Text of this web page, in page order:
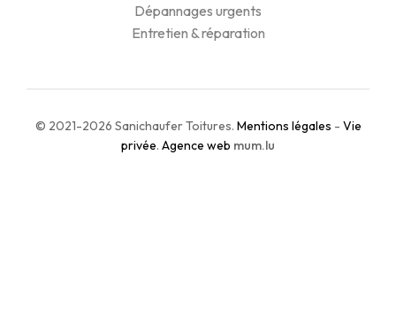
Dépannages urgents
Entretien & réparation
© 2021-2026 Sanichaufer Toitures. Mentions légales - Vie
privée. Agence web mum.lu